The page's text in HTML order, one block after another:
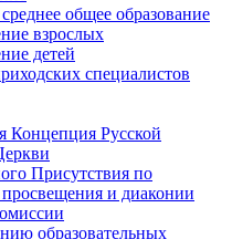
общее образование
взрослых
детей
специалистов
Концепция Русской
Присутствия по
и диаконии
образовательных